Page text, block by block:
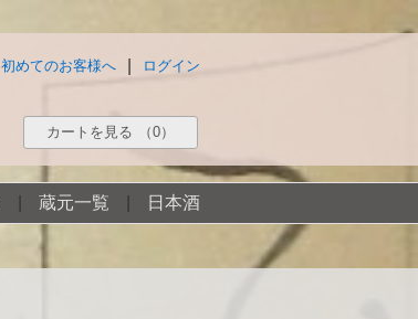
ログイン
初めてのお客様へ
カートを見る （0）
蔵元一覧 日本酒